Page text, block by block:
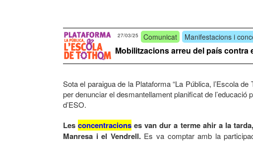
Comunicat Manifestacions i
27/03/25
Mobilitzacions arreu del país
Sota el paraigua de la Plataforma “La Pública, l’Escola
per denunciar el desmantellament planificat de
d’ESO.
Lesconcentracions es van dur a terme ahir a la
Manresa i el Vendrell.Es va comptar amb la